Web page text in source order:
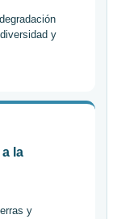
y
la
y